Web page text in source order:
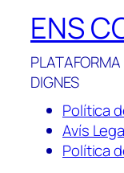
ENS
DIGNES
Política
Avís
Política